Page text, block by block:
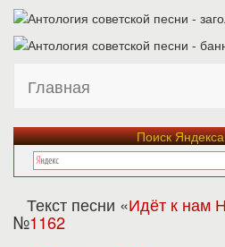
Главная
Поиск
Текст песни «Идёт к нам
№1162